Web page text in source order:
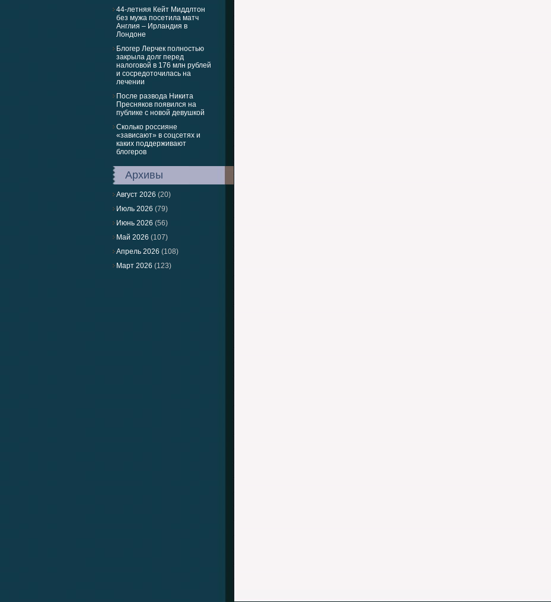
44-летняя Кейт Миддлтон
без мужа посетила матч
Англия – Ирландия в
Лондоне
Блогер Лерчек полностью
закрыла долг перед
налоговой в 176 млн рублей
и сосредоточилась на
лечении
После развода Никита
Пресняков появился на
публике с новой девушкой
Сколько россияне
«зависают» в соцсетях и
каких поддерживают
блогеров
Архивы
Август 2026 (20)
Июль 2026 (79)
Июнь 2026 (56)
Май 2026 (107)
Апрель 2026 (108)
Март 2026 (123)